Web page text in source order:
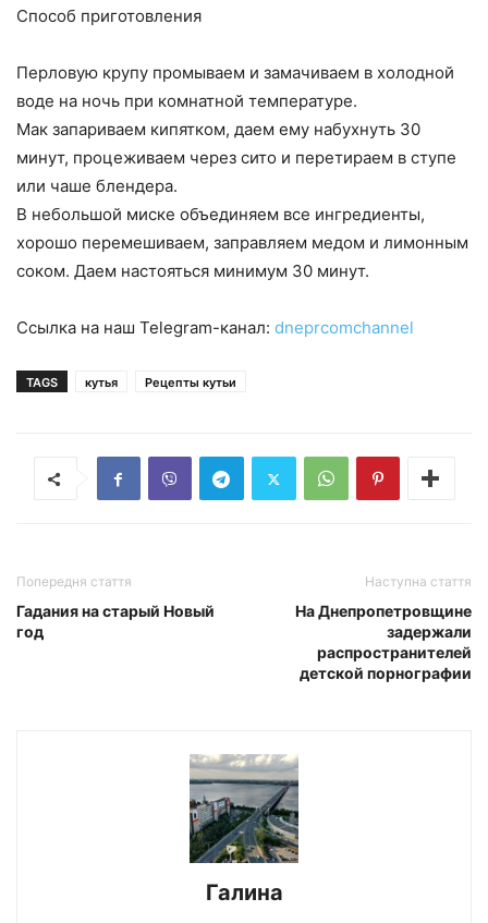
Способ приготовления
Перловую крупу промываем и замачиваем в холодной
воде на ночь при комнатной температуре.
Мак запариваем кипятком, даем ему набухнуть 30
минут, процеживаем через сито и перетираем в ступе
или чаше блендера.
В небольшой миске объединяем все ингредиенты,
хорошо перемешиваем, заправляем медом и лимонным
соком. Даем настояться минимум 30 минут.
Ссылка на наш Telegram-канал: dneprcomchannel
TAGS кутья Рецепты кутьи
Попередня стаття
Гадания на старый Новый
год
Наступна стаття
На Днепропетровщине
задержали
распространителей
детской порнографии
Галина